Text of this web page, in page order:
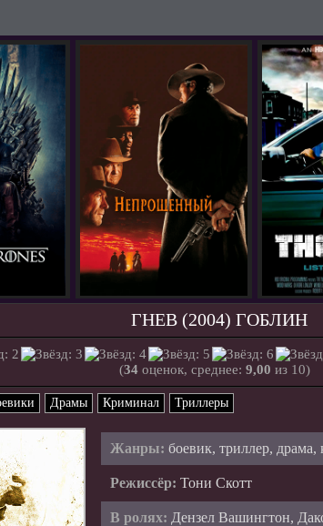
ГНЕВ (2004) ГОБЛИН
(34 оценок, среднее: 9,00 из 10)
Драмы Криминал Триллеры
Жанры: боевик, триллер,
Режиссёр: Тони Скотт
В ролях: Дензел Вашингтон,